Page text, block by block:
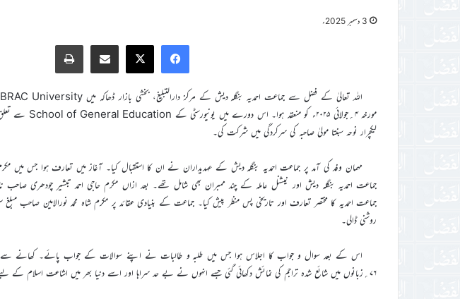
3 دسمبر 2025ء
Facebook
X
Share via Email
Print
لیکچرار نوحہ سبنتا مولیٰ صاحبہ کی سرکردگی میں شرکت کی۔
مہمان وفد کی آمد پر جماعت احمدیہ بنگلہ دیش کے عہدیداران نے ان کا استقبال کیا۔ آغاز میں تعارف ہوا جس میں
جماعت احمدیہ بنگلہ دیش اور نیشنل عاملہ کے چند ممبران بھی شامل تھے۔ بعد ازاں مکرم حاجی احمد تبشیر چودھری
جماعت احمدیہ کا مختصر تعارف اور تاریخی پس منظر پیش کیا۔ جماعت کے بنیادی عقائد پر مکرم شاہ محمد نورالامین صاحب
روشنی ڈالی۔
اس کے بعد سوال و جواب کا اجلاس ہوا جس میں طلبہ و طالبات نے اپنے سوالات کے جواب پائے۔ کھانے سے
۷۶؍زبانوں میں شائع شدہ تراجم کی نمائش دکھائی گئی جسے انہوں نے بے حد سراہا اور اسے دنیا بھر میں اشاعت اسلام کے لیے جماعت احمدیہ کی مخلصانہ کاوش قرار دیا۔